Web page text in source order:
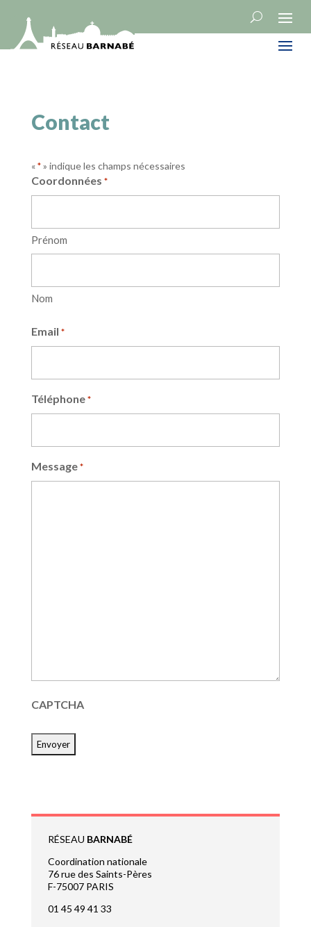
Contact
«*» indique les champs nécessaires
Coordonnées *
Prénom
Nom
Email *
Téléphone *
Message *
CAPTCHA
RÉSEAU BARNABÉ
Coordination nationale
76 rue des Saints-Pères
F-75007 PARIS
01 45 49 41 33